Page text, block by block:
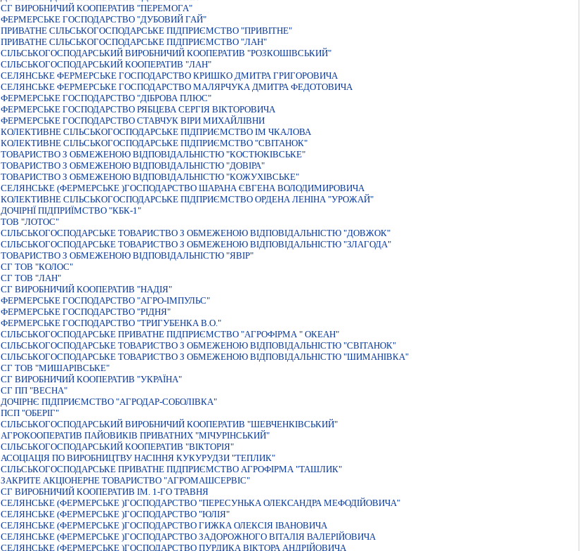
СГ ВИРОБНИЧИЙ КООПЕРАТИВ "ПЕРЕМОГА"
ФЕРМЕРСЬКЕ ГОСПОДАРСТВО "ДУБОВИЙ ГАЙ"
ПРИВАТНЕ СIЛЬСЬКОГОСПОДАРСЬКЕ ПIДПРИЄМСТВО "ПРИВIТНЕ"
ПРИВАТНЕ СIЛЬСЬКОГОСПОДАРСЬКЕ ПIДПРИЄМСТВО "ЛАН"
СIЛЬСЬКОГОСПОДАРСЬКИЙ ВИРОБНИЧИЙ КООПЕРАТИВ "РОЗКОШIВСЬКИЙ"
СIЛЬСЬКОГОСПОДАРСЬКИЙ КООПЕРАТИВ "ЛАН"
СЕЛЯНСЬКЕ ФЕРМЕРСЬКЕ ГОСПОДАРСТВО КРИШКО ДМИТРА ГРИГОРОВИЧА
СЕЛЯНСЬКЕ ФЕРМЕРСЬКЕ ГОСПОДАРСТВО МАЛЯРЧУКА ДМИТРА ФЕДОТОВИЧА
ФЕРМЕРСЬКЕ ГОСПОДАРСТВО "ДIБРОВА ПЛЮС"
ФЕРМЕРСЬКЕ ГОСПОДАРСТВО РЯБЦЕВА СЕРГIЯ ВIКТОРОВИЧА
ФЕРМЕРСЬКЕ ГОСПОДАРСТВО СТАВЧУК ВIРИ МИХАЙЛIВНИ
КОЛЕКТИВНЕ СІЛЬСЬКОГОСПОДАРСЬКЕ ПІДПРИЄМСТВО ІМ ЧКАЛОВА
КОЛЕКТИВНЕ СІЛЬСЬКОГОСПОДАРСЬКЕ ПІДПРИЄМСТВО "СВІТАНОК"
ТОВАРИСТВО З ОБМЕЖЕНОЮ ВIДПОВIДАЛЬНIСТЮ "КОСТЮКIВСЬКЕ"
ТОВАРИСТВО З ОБМЕЖЕНОЮ ВIДПОВIДАЛЬНIСТЮ "ДОВIРА"
ТОВАРИСТВО З ОБМЕЖЕНОЮ ВIДПОВIДАЛЬНIСТЮ "КОЖУХIВСЬКЕ"
СЕЛЯНСЬКЕ (ФЕРМЕРСЬКЕ )ГОСПОДАРСТВО ШАРАНА ЄВГЕНА ВОЛОДИМИРОВИЧА
КОЛЕКТИВНЕ СІЛЬСЬКОГОСПОДАРСЬКЕ ПІДПРИЄМСТВО ОРДЕНА ЛЕНІНА "УРОЖАЙ"
ДОЧIРНЇ ПIДПРИЇМСТВО "КБК-1"
ТОВ "ЛОТОС"
СIЛЬСЬКОГОСПОДАРСЬКЕ ТОВАРИСТВО З ОБМЕЖЕНОЮ ВIДПОВIДАЛЬНIСТЮ "ДОВЖОК"
СIЛЬСЬКОГОСПОДАРСЬКЕ ТОВАРИСТВО З ОБМЕЖЕНОЮ ВIДПОВIДАЛЬНIСТЮ "ЗЛАГОДА"
ТОВАРИСТВО З ОБМЕЖЕНОЮ ВІДПОВІДАЛЬНІСТЮ "ЯВІР"
СГ ТОВ "КОЛОС"
СГ ТОВ "ЛАН"
СГ ВИРОБНИЧИЙ КООПЕРАТИВ "НАДІЯ"
ФЕРМЕРСЬКЕ ГОСПОДАРСТВО "АГРО-IМПУЛЬС"
ФЕРМЕРСЬКЕ ГОСПОДАРСТВО "РIДНЯ"
ФЕРМЕРСЬКЕ ГОСПОДАРСТВО "ТРИГУБЕНКА В.О."
СІЛЬСЬКОГОСПОДАРСЬКЕ ПРИВАТНЕ ПІДПРИЄМСТВО "АГРОФІРМА " ОКЕАН"
СІЛЬСЬКОГОСПОДАРСЬКЕ ТОВАРИСТВО З ОБМЕЖЕНОЮ ВІДПОВІДАЛЬНІСТЮ "СВІТАНОК"
СІЛЬСЬКОГОСПОДАРСЬКЕ ТОВАРИСТВО З ОБМЕЖЕНОЮ ВІДПОВІДАЛЬНІСТЮ "ШИМАНІВКА"
СГ ТОВ "МИШАРІВСЬКЕ"
СГ ВИРОБНИЧИЙ КООПЕРАТИВ "УКРАЇНА"
СГ ПП "ВЕСНА"
ДОЧIРНЄ ПIДПРИЄМСТВО "АГРОДАР-СОБОЛIВКА"
ПСП "ОБЕРІГ"
СIЛЬСЬКОГОСПОДАРСЬКИЙ ВИРОБНИЧИЙ КООПЕРАТИВ "ШЕВЧЕНКIВСЬКИЙ"
АГРОКООПЕРАТИВ ПАЙОВИКIВ ПРИВАТНИХ "МIЧУРIНСЬКИЙ"
СІЛЬСЬКОГОСПОДАРСЬКИЙ КООПЕРАТИВ "ВІКТОРІЯ"
АСОЦIАЦIЯ ПО ВИРОБНИЦТВУ НАСIННЯ КУКУРУДЗИ "ТЕПЛИК"
СІЛЬСЬКОГОСПОДАРСЬКЕ ПРИВАТНЕ ПІДПРИЄМСТВО АГРОФІРМА "ТАШЛИК"
ЗАКРИТЕ АКЦІОНЕРНЕ ТОВАРИСТВО "АГРОМАШСЕРВІС"
СГ ВИРОБНИЧИЙ КООПЕРАТИВ ІМ. 1-ГО ТРАВНЯ
СЕЛЯНСЬКЕ (ФЕРМЕРСЬКЕ )ГОСПОДАРСТВО "ПЕРЕСУНЬКА ОЛЕКСАНДРА МЕФОДIЙОВИЧА"
СЕЛЯНСЬКЕ (ФЕРМЕРСЬКЕ )ГОСПОДАРСТВО "ЮЛIЯ"
СЕЛЯНСЬКЕ (ФЕРМЕРСЬКЕ )ГОСПОДАРСТВО ГИЖКА ОЛЕКСIЯ IВАНОВИЧА
СЕЛЯНСЬКЕ (ФЕРМЕРСЬКЕ )ГОСПОДАРСТВО ЗАДОРОЖНОГО ВIТАЛIЯ ВАЛЕРIЙОВИЧА
СЕЛЯНСЬКЕ (ФЕРМЕРСЬКЕ )ГОСПОДАРСТВО ПУРДИКА ВIКТОРА АНДРIЙОВИЧА